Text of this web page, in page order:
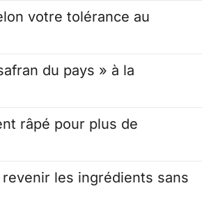
votre tolérance au
du pays » à la
râpé pour plus de
les ingrédients sans